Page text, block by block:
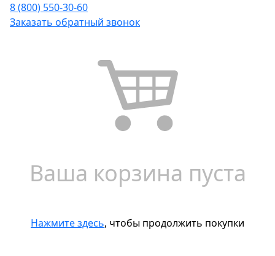
8 (800) 550-30-60
Заказать обратный звонок
Ваша корзина пуста
Нажмите здесь, чтобы продолжить покупки